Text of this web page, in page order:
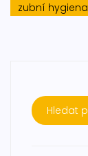
zubní hygiena